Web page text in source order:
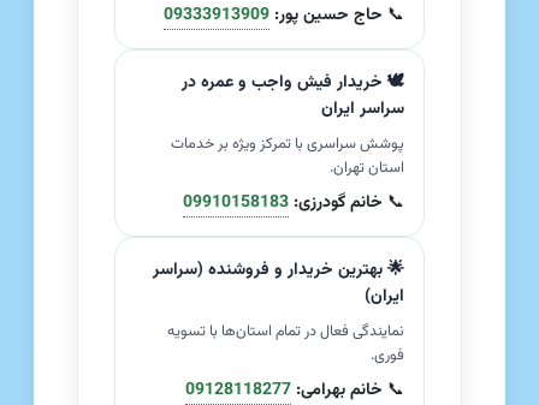
📞 حاج حسین پور: 09333913909
🕊️ خریدار فیش واجب و عمره در
سراسر ایران
پوشش سراسری با تمرکز ویژه بر خدمات
استان تهران.
📞 خانم گودرزی: 09910158183
🌟 بهترین خریدار و فروشنده (سراسر
ایران)
نمایندگی فعال در تمام استان‌ها با تسویه
فوری.
📞 خانم بهرامی: 09128118277